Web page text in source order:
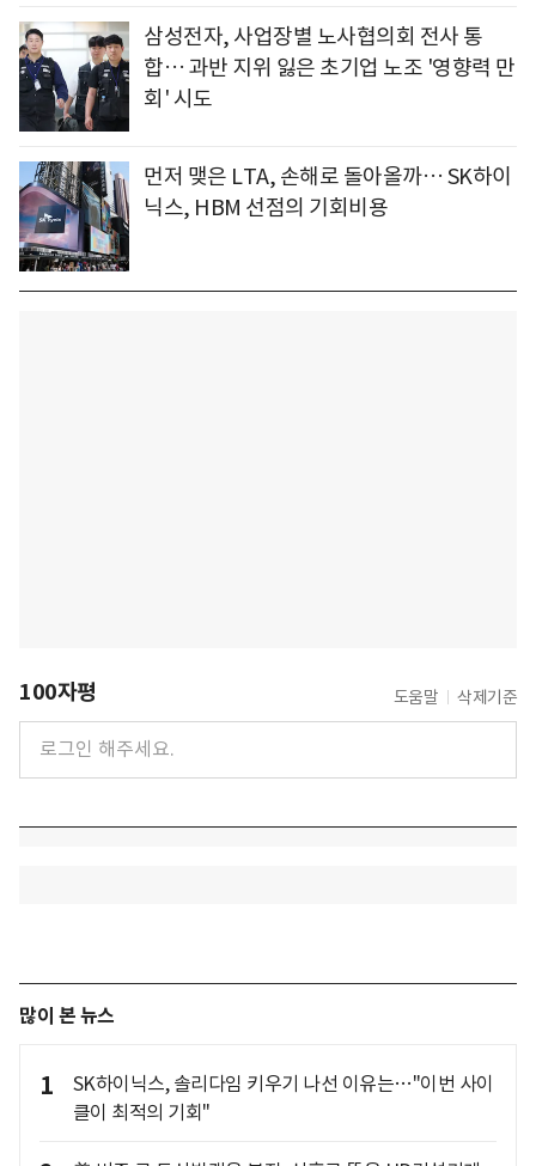
삼성전자, 사업장별 노사협의회 전사 통
합… 과반 지위 잃은 초기업 노조 '영향력 만
회' 시도
먼저 맺은 LTA, 손해로 돌아올까… SK하이
닉스, HBM 선점의 기회비용
100자평 도움말 삭제기준
많이 본 뉴스
1
SK하이닉스, 솔리다임 키우기 나선 이유는…"이번 사이
클이 최적의 기회"